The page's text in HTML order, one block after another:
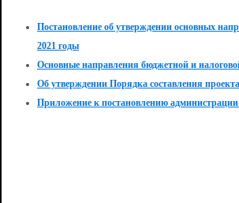
Постановление об утверждении основных
2021 годы
Основные направления бюджетной и
Об утверждении Порядка составления
Приложение к постановлению администрации